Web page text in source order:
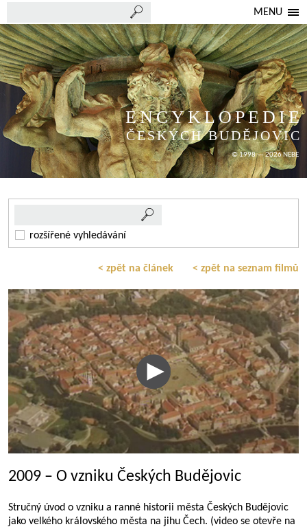
MENU
ENCYKLOPEDIE
ČESKÝCH BUDĚJOVIC
© 1998 — 2026 NEBE
rozšířené vyhledávání
< zpět na článek < zpět na seznam filmů
2009 – O vzniku Českých Budějovic
Stručný úvod o vzniku a ranné historii města Českých Budějovic
jako velkého královského města na jihu Čech. (video se otevře na